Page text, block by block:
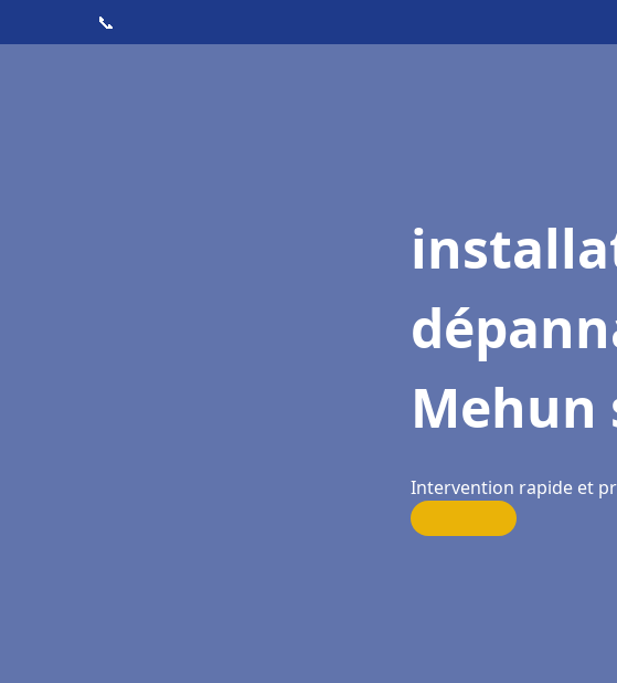
📞
Mehun
Intervention rapide et